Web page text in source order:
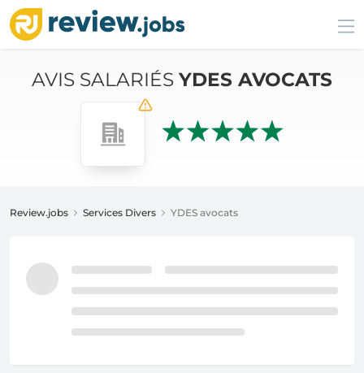
AVIS SALARIÉS YDES AVOCATS
Review.jobs Services Divers YDES avocats